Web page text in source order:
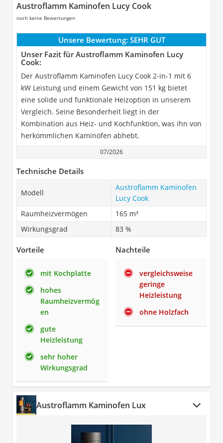
Austroflamm Kaminofen Lucy Cook
noch keine Bewertungen
Unsere Bewertung: SEHR GUT
Unser Fazit für Austroflamm Kaminofen Lucy
Cook:
Der Austroflamm Kaminofen Lucy Cook 2-in-1 mit 6
kW Leistung und einem Gewicht von 151 kg bietet
eine solide und funktionale Heizoption in unserem
Vergleich. Seine Besonderheit liegt in der
Kombination aus Heiz- und Kochfunktion, was ihn von
herkömmlichen Kaminöfen abhebt.
07/2026
Technische Details
Modell
Austroflamm Kaminofen
Lucy Cook
Raumheizvermögen
165 m³
Wirkungsgrad
83 %
Vorteile
mit Kochplatte
hohes
Raumheizvermög
en
gute
Heizleistung
sehr hoher
Wirkungsgrad
Nachteile
vergleichsweise
geringe
Heizleistung
ohne Holzfach
Austroflamm Kaminofen Lux